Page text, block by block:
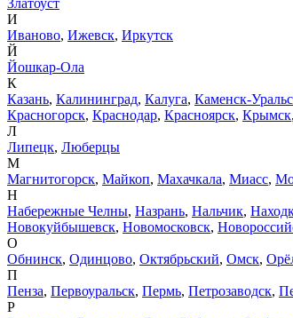
Златоуст
И
Иваново, Ижевск, Иркутск
Й
Йошкар-Ола
К
Казань, Калининград, Калуга, Каменск-
Красногорск, Краснодар, Красноярск, Крымск,
Л
Липецк, Люберцы
М
Магнитогорск, Майкоп, Махачкала, Миасс,
Н
Набережные Челны, Назрань, Нальчик,
Новокуйбышевск, Новомосковск,
О
Обнинск, Одинцово, Октябрьский, Омск,
П
Пенза, Первоуральск, Пермь, Петрозаводск,
Р